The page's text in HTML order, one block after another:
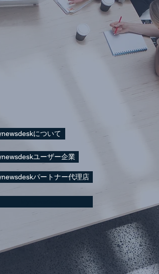
について
ユーザー企業
パートナー代理店